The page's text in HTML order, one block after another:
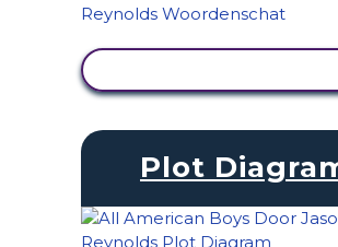
Plot